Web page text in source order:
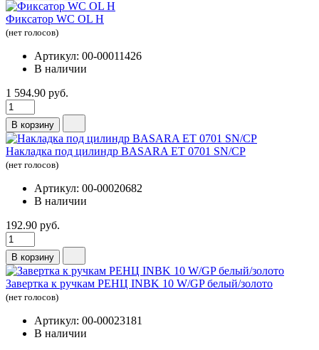
Фиксатор WC OL Н
(нет голосов)
Артикул: 00-00011426
В наличии
1 594.90 руб.
В корзину
Накладка под цилиндр BASARA ЕТ 0701 SN/CP
(нет голосов)
Артикул: 00-00020682
В наличии
192.90 руб.
В корзину
Завертка к ручкам РЕНЦ INBK 10 W/GP белый/золото
(нет голосов)
Артикул: 00-00023181
В наличии